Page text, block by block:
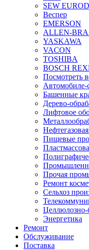
SEW
Веспер
EMERSON
ALLEN-
YASKAWA
VACON
TOSHIBA
BOSCH
Посмотреть
Автомобиле-
Башенные
Дерево-
Лифтовое
Пищевые
Прочая
Ремонт
Сельхоз
Энергетика
Ремонт
Обслуживание
Поставка